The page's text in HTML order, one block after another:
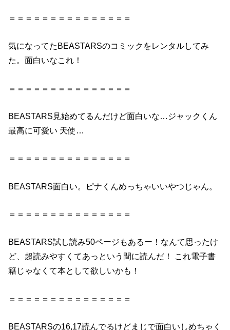
＝＝＝＝＝＝＝＝＝＝＝＝＝＝＝
気になってたBEASTARSのコミックをレンタルしてみ
た。面白いなこれ！
＝＝＝＝＝＝＝＝＝＝＝＝＝＝＝
BEASTARS 見始めてるんだけど面白いな…ジャックくん
最高に可愛い 天使…
＝＝＝＝＝＝＝＝＝＝＝＝＝＝＝
BEASTARS面白い。ピナくんめっちゃいいやつじゃん。
＝＝＝＝＝＝＝＝＝＝＝＝＝＝＝
BEASTARS試し読み50ページもあるー！なんて思ったけ
ど、超読みやすくてあっという間に読んだ！ これ電子書
籍じゃなくて本として欲しいかも！
＝＝＝＝＝＝＝＝＝＝＝＝＝＝＝
BEASTARSの16,17読んでるけどまじで面白いしめちゃく